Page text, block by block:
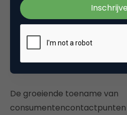
2. Het inrichten van
datastrategieën
Begrijp de consument de
kennen
De groeiende toename van